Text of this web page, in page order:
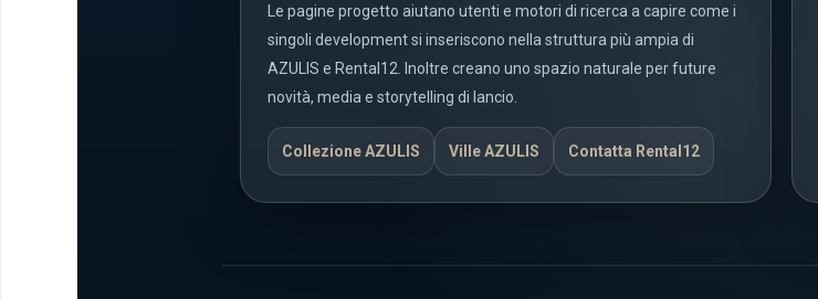
Le pagine progetto aiutano utenti e motori di ricerca a capire come i
singoli development si inseriscono nella struttura più ampia di
AZULIS e Rental12. Inoltre creano uno spazio naturale per future
novità, media e storytelling di lancio.
Collezione AZULIS Ville AZULIS Contatta Rental12